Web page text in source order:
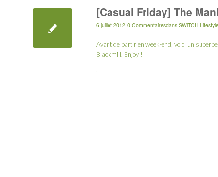
[Casual Friday] The
6 juillet 2012 0 Commentairesdans SWiTCH Lifestyle
Avant de partir en week-end, voici un
Blackmill. Enjoy !
.